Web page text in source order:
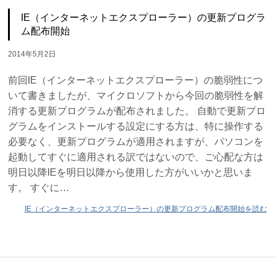
IE（インターネットエクスプローラー）の更新プログラ
ム配布開始
2014年5月2日
前回IE（インターネットエクスプローラー）の脆弱性につ
いて書きましたが、マイクロソフトから今回の脆弱性を解
消する更新プログラムが配布されました。 自動で更新プロ
グラムをインストールする設定にする方は、特に操作する
必要なく、更新プログラムが適用されますが、パソコンを
起動してすぐに適用される訳ではないので、ご心配な方は
明日以降IEを明日以降から使用した方がいいかと思いま
す。 すぐに…
IE（インターネットエクスプローラー）の更新プログラム配布開始を読む